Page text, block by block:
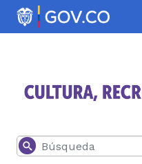
Pasar al contenido principal
Buscar